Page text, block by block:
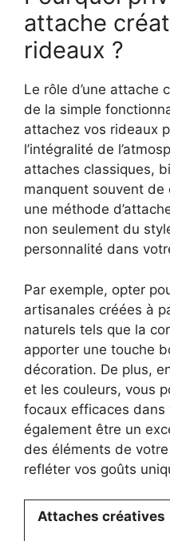
attache
rideaux ?
Le rôle d’une attache
de la simple
attachez vos rideaux
l’intégralité de
attaches classiques,
manquent souvent de
une méthode
non seulement du
personnalité dans
Par exemple, opter
artisanales créées à
naturels tels que la
apporter une touche
décoration. De plus,
et les couleurs, vous
focaux efficaces dans
également être un
des éléments de
refléter vos goûts
Attaches créatives